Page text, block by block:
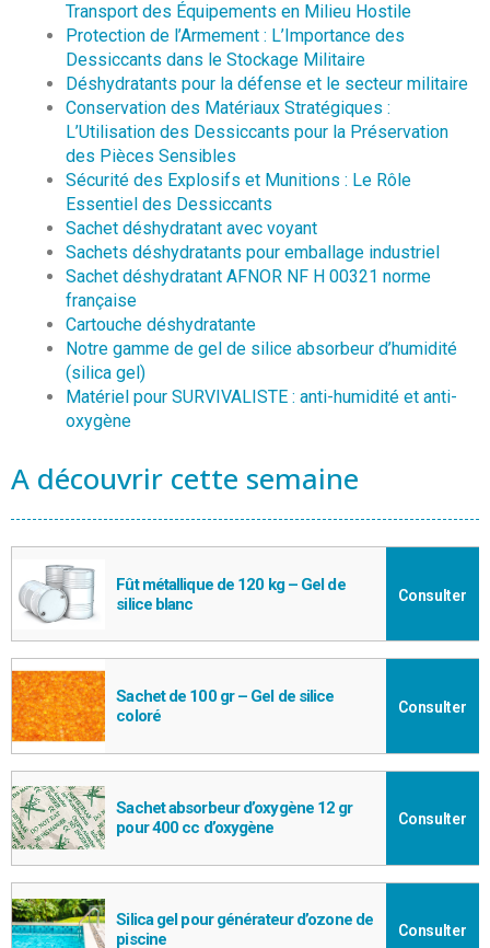
Transport des Équipements en Milieu Hostile
Protection de l’Armement : L’Importance des
Dessiccants dans le Stockage Militaire
Déshydratants pour la défense et le secteur militaire
Conservation des Matériaux Stratégiques :
L’Utilisation des Dessiccants pour la Préservation
des Pièces Sensibles
Sécurité des Explosifs et Munitions : Le Rôle
Essentiel des Dessiccants
Sachet déshydratant avec voyant
Sachets déshydratants pour emballage industriel
Sachet déshydratant AFNOR NF H 00321 norme
française
Cartouche déshydratante
Notre gamme de gel de silice absorbeur d’humidité
(silica gel)
Matériel pour SURVIVALISTE : anti-humidité et anti-
oxygène
A découvrir cette semaine
Fût métallique de 120 kg – Gel de
silice blanc
Consulter
Sachet de 100 gr – Gel de silice
coloré
Consulter
Sachet absorbeur d’oxygène 12 gr
pour 400 cc d’oxygène
Consulter
Silica gel pour générateur d’ozone de
piscine
Consulter